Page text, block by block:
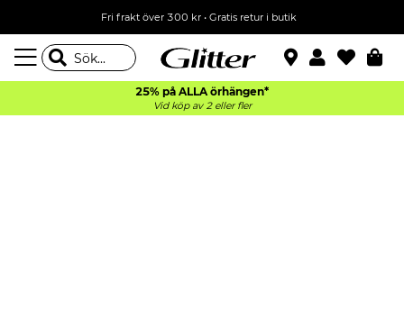
Fri frakt över 300 kr• Gratis retur i butik
25% på ALLA örhängen*
Vid köp av 2 eller fler